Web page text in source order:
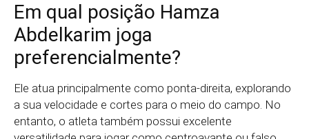
Em qual posição Hamza
Abdelkarim joga
preferencialmente?
Ele atua principalmente como ponta-direita, explorando
a sua velocidade e cortes para o meio do campo. No
entanto, o atleta também possui excelente